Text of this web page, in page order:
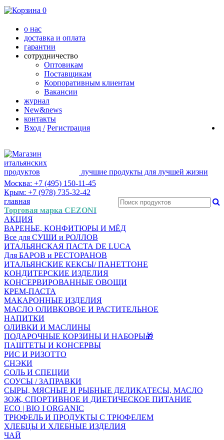
0
о нас
доставка и оплата
гарантии
сотрудничество
Оптовикам
Поставщикам
Корпоративным клиентам
Вакансии
журнал
New&news
контакты
Вход / Регистрация
лучшие продукты для лучшей жизни
Москва: +7 (495) 150-11-45
Крым: +7 (978) 735-32-42
главная
Торговая марка CEZONI
АКЦИЯ
ВАРЕНЬЕ, КОНФИТЮРЫ И МЁД
Все для СУШИ и РОЛЛОВ
ИТАЛЬЯНСКАЯ ПАСТА DE LUCA
Для БАРОВ и РЕСТОРАНОВ
ИТАЛЬЯНСКИЕ КЕКСЫ/ ПАНЕТТОНЕ
КОНДИТЕРСКИЕ ИЗДЕЛИЯ
КОНСЕРВИРОВАННЫЕ ОВОЩИ
КРЕМ-ПАСТА
МАКАРОННЫЕ ИЗДЕЛИЯ
МАСЛО ОЛИВКОВОЕ И РАСТИТЕЛЬНОЕ
НАПИТКИ
ОЛИВКИ И МАСЛИНЫ
ПОДАРОЧНЫЕ КОРЗИНЫ И НАБОРЫ🎁
ПАШТЕТЫ И КОНСЕРВЫ
РИС И РИЗОТТО
СНЭКИ
СОЛЬ И СПЕЦИИ
СОУСЫ / ЗАПРАВКИ
СЫРЫ, МЯСНЫЕ И РЫБНЫЕ ДЕЛИКАТЕСЫ, МАСЛО
ЗОЖ, СПОРТИВНОЕ И ДИЕТИЧЕСКОЕ ПИТАНИЕ
ECO | BIO I ORGANIC
ТРЮФЕЛЬ И ПРОДУКТЫ С ТРЮФЕЛЕМ
ХЛЕБЦЫ И ХЛЕБНЫЕ ИЗДЕЛИЯ
ЧАЙ